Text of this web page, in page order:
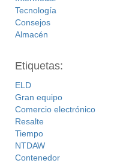
Tecnología
Consejos
Almacén
Etiquetas:
ELD
Gran equipo
Comercio electrónico
Resalte
Tiempo
NTDAW
Contenedor